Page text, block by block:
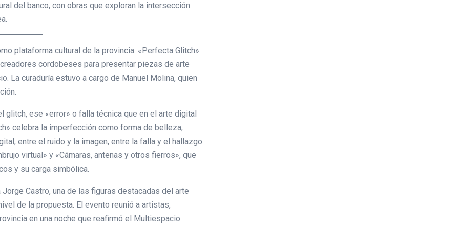
del banco, con obras que exploran la intersección
plataforma cultural de la provincia: «Perfecta Glitch»
cordobeses para presentar piezas de arte
La curaduría estuvo a cargo de Manuel Molina, quien
ese «error» o falla técnica que en el arte digital
celebra la imperfección como forma de belleza,
entre el ruido y la imagen, entre la falla y el hallazgo.
virtual» y «Cámaras, antenas y otros fierros», que
y su carga simbólica.
Castro, una de las figuras destacadas del arte
de la propuesta. El evento reunió a artistas,
en una noche que reafirmó el Multiespacio